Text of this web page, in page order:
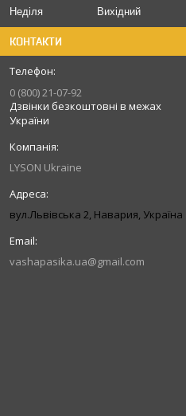
Неділя
Вихідний
КОНТАКТИ
0 (800) 21-07-92
Дзвінки безкоштовні в межах
України
LYSON Ukraine
вул.Львівська 2, Навария, Україна
vashapasika.ua@gmail.com